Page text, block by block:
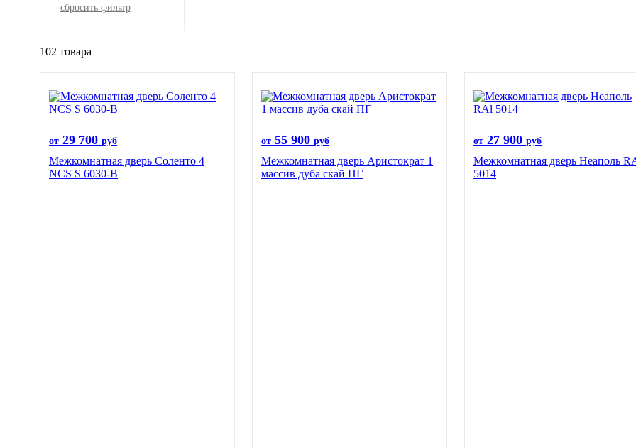
сбросить фильтр
102 товара
от 29 700 руб
Межкомнатная дверь Соленто 4
NCS S 6030-B
от 55 900 руб
Межкомнатная дверь Аристократ 1
массив дуба скай ПГ
от 27 900 руб
Межкомнатная дверь Неаполь
5014